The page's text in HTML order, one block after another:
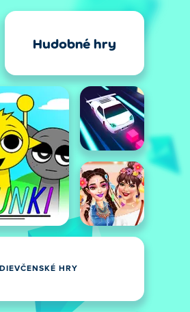
Hudobné hry
DIEVČENSKÉ HRY